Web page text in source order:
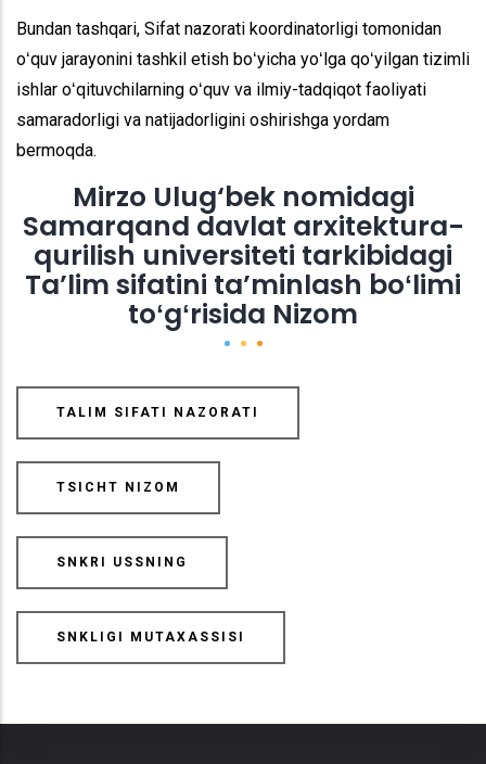
Bundan tashqari, Sifat nazorati koordinatorligi tomonidan
oʻquv jarayonini tashkil etish boʻyicha yoʻlga qoʻyilgan tizimli
ishlar oʻqituvchilarning oʻquv va ilmiy-tadqiqot faoliyati
samaradorligi va natijadorligini oshirishga yordam
bermoqda.
Mirzo Ulug‘bek nomidagi
Samarqand davlat arxitektura-
qurilish universiteti tarkibidagi
Ta’lim sifatini ta’minlash boʻlimi
toʻgʻrisida Nizom
TALIM SIFATI NAZORATI
TSICHT NIZOM
SNKRI USSNING
SNKLIGI MUTAXASSISI